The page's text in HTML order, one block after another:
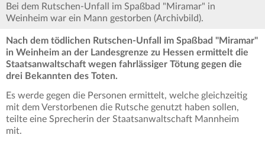
Bei dem Rutschen-Unfall im Spaßbad "Miramar" in
Weinheim war ein Mann gestorben (Archivbild).
Nach dem tödlichen Rutschen-Unfall im Spaßbad "Miramar"
in Weinheim an der Landesgrenze zu Hessen ermittelt die
Staatsanwaltschaft wegen fahrlässiger Tötung gegen die
drei Bekannten des Toten.
Es werde gegen die Personen ermittelt, welche gleichzeitig
mit dem Verstorbenen die Rutsche genutzt haben sollen,
teilte eine Sprecherin der Staatsanwaltschaft Mannheim
mit.